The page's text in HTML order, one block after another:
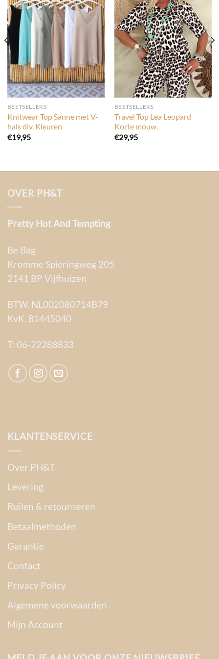
BESTSELLERS
Knitwear Top Sanne met V-
hals div. Kleuren
€19,95
BESTSELLERS
Travel Top Lea Leopard
Korte mouw.
€29,95
OVER PH&T
Pretty Hot And Tempting
Be Bag
Kromme Spieringweg 205
2141 BP Vijfhuizen
BTW. NL002080714B79
KvK. 81445040
T: 06-22288833
KLANTENSERVICE
Over PH&T
Levering
Ruilen & retourneren
Betaalmethoden
Garantie
Contact
Privacy Policy
Algemene voorwaarden
Mijn Account